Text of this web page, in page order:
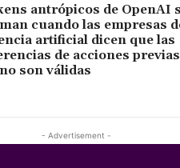
antrópicos de OpenAI
cuando las empresas
artificial dicen que las
de acciones
son válidas
- Advertisement -